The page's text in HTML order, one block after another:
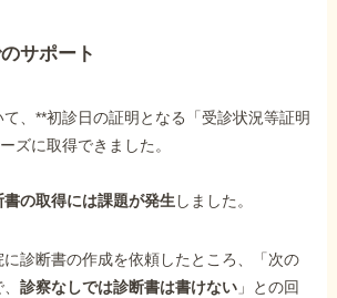
の？
ト
のお問い合わせ
907-3797
：平日9:00~18:00
サポート
、**初診日の証明となる「受診状況等証明
ズに取得できました。
書の取得には課題が発生 しました。
診断書の作成を依頼したところ、「次の
、診察なしでは診断書は書けない 」との回